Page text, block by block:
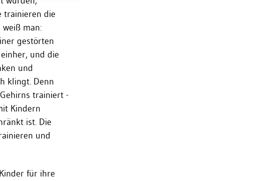
trainieren die
man:
gestörten
und die
und
klingt. Denn
trainiert -
Kindern
ist. Die
und
für ihre